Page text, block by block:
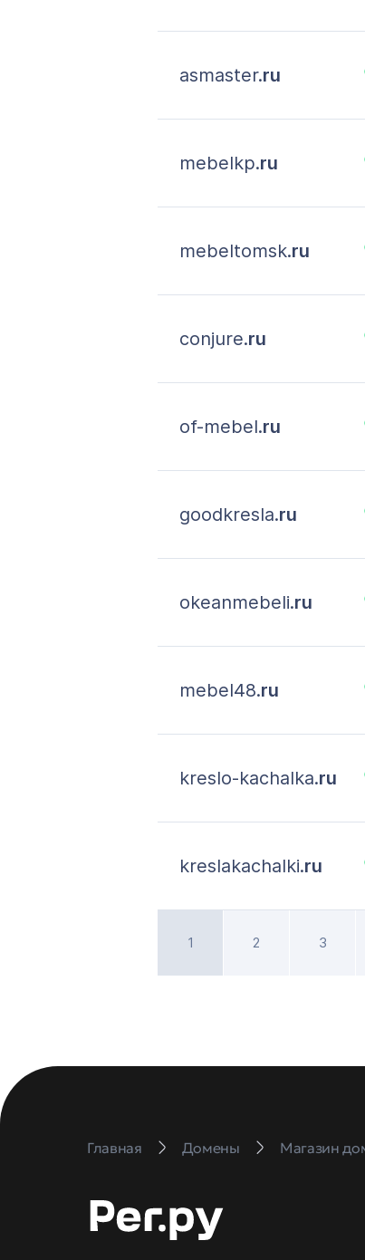
asmaster.ru
mebelkp.ru
mebeltomsk.ru
conjure.ru
of-mebel.ru
goodkresla.ru
okeanmebeli.ru
mebel48.ru
kreslo-kachalka.ru
kreslakachalki.ru
1 2 3
Главная Домены Магазин